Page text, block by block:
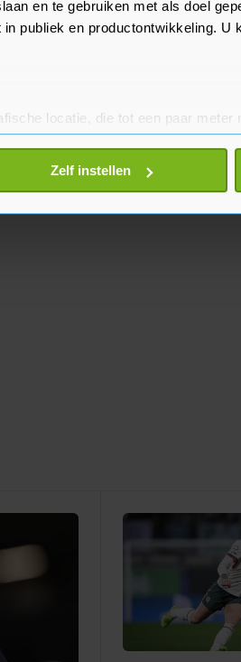
en te gebruiken met als doel
publiek en productontwikkeling. U
locatie, die tot een paar meter
te scannen op specifieke
worden verwerkt en stel uw
in de Cookieverklaring.
Zelf instellen